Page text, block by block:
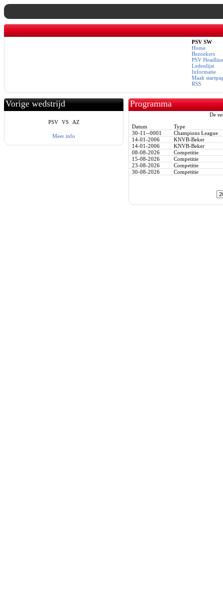
PSV SW
Home
Bezoekers
PSV
Ledenlijst
Informatie
Maak
RSS
Vorige wedstrijd
PSV VS AZ
Meer info
Programma
De
Datum
Type
30-11--0001
Champions League
14-01-2006
KNVB-Beker
14-01-2006
KNVB-Beker
08-08-2026
Competitie
15-08-2026
Competitie
23-08-2026
Competitie
30-08-2026
Competitie